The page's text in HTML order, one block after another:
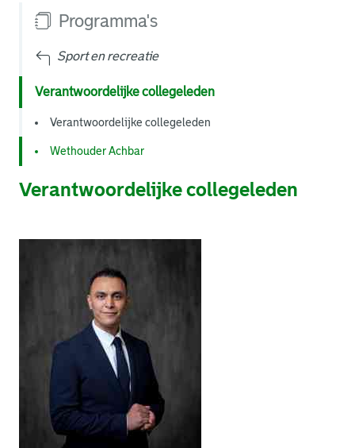
Programma's
Sport en recreatie
Verantwoordelijke collegeleden
Verantwoordelijke collegeleden
Wethouder Achbar
Verantwoordelijke collegeleden